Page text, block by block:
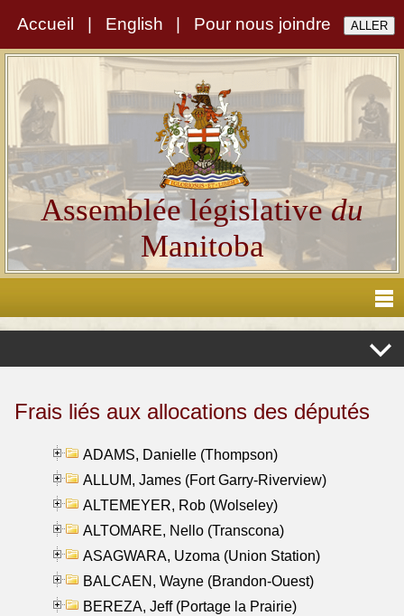
Accueil English Pour nous joindre
Assemblée législativedu
Manitoba
Frais liés aux allocations des députés
ADAMS, Danielle (Thompson)
ALLUM, James (Fort Garry-Riverview)
ALTEMEYER, Rob (Wolseley)
ALTOMARE, Nello (Transcona)
ASAGWARA, Uzoma (Union Station)
BALCAEN, Wayne (Brandon-Ouest)
BEREZA, Jeff (Portage la Prairie)